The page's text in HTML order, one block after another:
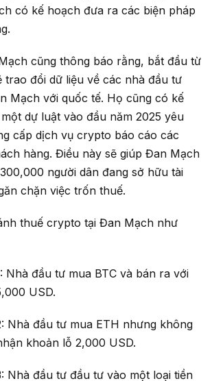
có kế hoạch đưa ra các biện pháp
cũng thông báo rằng, bắt đầu từ
trao đổi dữ liệu về các nhà đầu tư
Mạch với quốc tế. Họ cũng có kế
dự luật vào đầu năm 2025 yêu
cấp dịch vụ crypto báo cáo các
hàng. Điều này sẽ giúp Đan Mạch
người dân đang sở hữu tài
chặn việc trốn thuế.
thuế crypto tại Đan Mạch như
Nhà đầu tư mua BTC và bán ra với
USD.
Nhà đầu tư mua ETH nhưng không
khoản lỗ 2,000 USD.
Nhà đầu tư đầu tư vào một loại tiền